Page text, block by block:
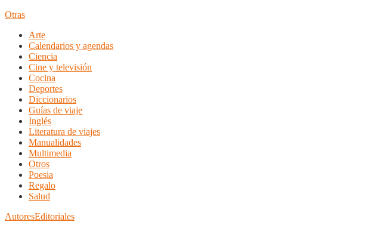
Otras
Arte
Calendarios y agendas
Ciencia
Cine y televisión
Cocina
Deportes
Diccionarios
Guías de viaje
Inglés
Literatura de viajes
Manualidades
Multimedia
Otros
Poesia
Regalo
Salud
AutoresEditoriales